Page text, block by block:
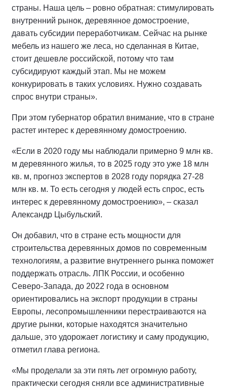
страны. Наша цель – ровно обратная: стимулировать
внутренний рынок, деревянное домостроение,
давать субсидии переработчикам. Сейчас на рынке
мебель из нашего же леса, но сделанная в Китае,
стоит дешевле российской, потому что там
субсидируют каждый этап. Мы не можем
конкурировать в таких условиях. Нужно создавать
спрос внутри страны».
При этом губернатор обратил внимание, что в стране
растет интерес к деревянному домостроению.
«Если в 2020 году мы наблюдали примерно 9 млн кв.
м деревянного жилья, то в 2025 году это уже 18 млн
кв. м, прогноз экспертов в 2028 году порядка 27-28
млн кв. м. То есть сегодня у людей есть спрос, есть
интерес к деревянному домостроению», – сказал
Александр Цыбульский.
Он добавил, что в стране есть мощности для
строительства деревянных домов по современным
технологиям, а развитие внутреннего рынка поможет
поддержать отрасль. ЛПК России, и особенно
Северо-Запада, до 2022 года в основном
ориентировались на экспорт продукции в страны
Европы, лесопромышленники перестраиваются на
другие рынки, которые находятся значительно
дальше, это удорожает логистику и саму продукцию,
отметил глава региона.
«Мы проделали за эти пять лет огромную работу,
практически сегодня сняли все административные